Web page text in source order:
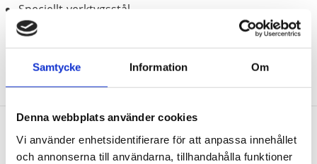
Samtycke Information Om
Denna webbplats använder cookies
Vi använder enhetsidentifierare för att anpassa innehållet
och annonserna till användarna, tillhandahålla funktioner
Speciellt-verktygsstål
Nyhetsbrev